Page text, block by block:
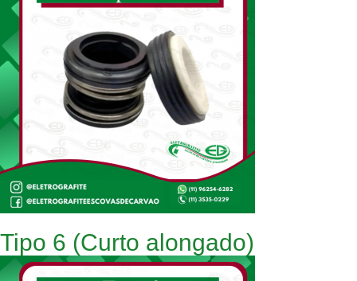
Tipo 6 (Curto alongado)